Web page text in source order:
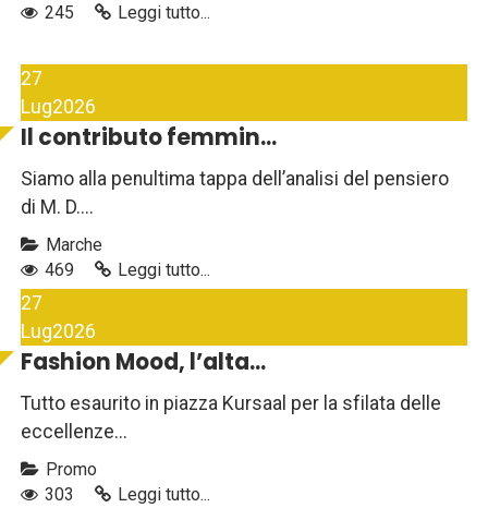
245
Leggi tutto...
27
Lug2026
Il contributo femmin...
Siamo alla penultima tappa dell’analisi del pensiero
di M. D....
Marche
469
Leggi tutto...
27
Lug2026
Fashion Mood, l’alta...
Tutto esaurito in piazza Kursaal per la sfilata delle
eccellenze...
Promo
303
Leggi tutto...